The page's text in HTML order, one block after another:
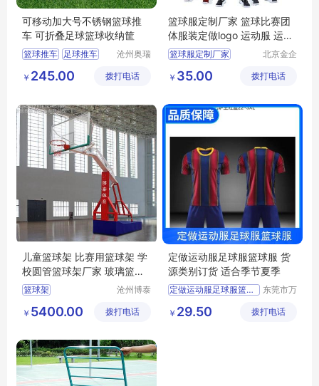
可移动加大号不锈钢篮球推
车 可折叠足球篮球收纳筐
篮球推车 足球推车
加大不锈钢篮球推车
沧州奥瑞
制造有限
￥ 245.00 拨打电话
篮球服定制厂家 篮球比赛团
体服装定做logo 运动服 运动
篮球服套装定制
篮球服定制厂家
篮球服套装定制
北京金企
有限公司
￥ 35.00 拨打电话
儿童篮球架 比赛用篮球架 学
校圆管篮球架厂家 玻璃篮板
篮球架价格
篮球架
沧州博泰
有限公司
￥ 5400.00 拨打电话
定做运动服足球服篮球服 货
源类别订货 适合季节夏季
定做运动服足球服篮球服
东莞市万
衣厂
￥ 29.50 拨打电话